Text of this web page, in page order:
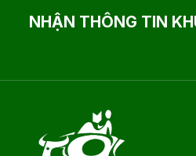
NHẬN THÔNG TIN